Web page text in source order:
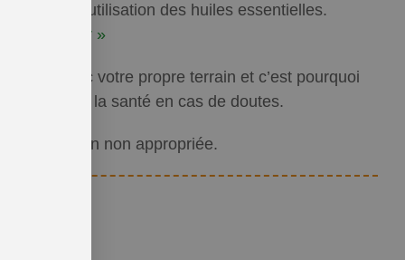
quant à l’utilisation des huiles essentielles.
commencer »
avec votre propre terrain et c’est pourquoi
de la santé en cas de doutes.
d’utilisation non appropriée.